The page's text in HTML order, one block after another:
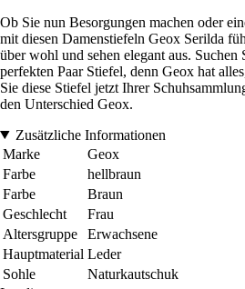
Ob Sie nun Besorgungen machen oder
mit diesen Damenstiefeln Geox Serilda
über wohl und sehen elegant aus.
perfekten Paar Stiefel, denn Geox hat
Sie diese Stiefel jetzt Ihrer
den Unterschied Geox.
Zusätzliche Informationen
Marke
Geox
Farbe
hellbraun
Farbe
Braun
Geschlecht
Frau
Altersgruppe
Erwachsene
Hauptmaterial Leder
Sohle
Naturkautschuk